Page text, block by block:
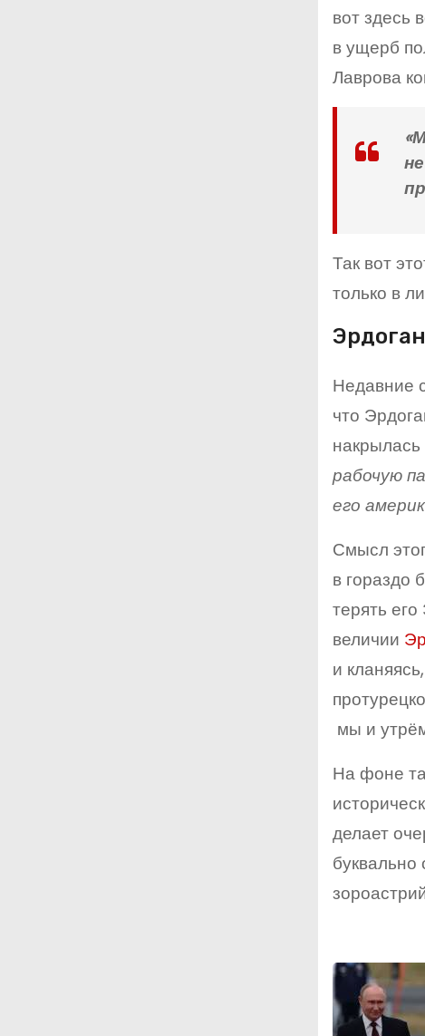
вот здесь
в ущерб
Лаврова
Так вот
только в
Недавние
что
рабочую
его
Смысл
в гораздо
терять
величии
и
мы и
На фоне
делает